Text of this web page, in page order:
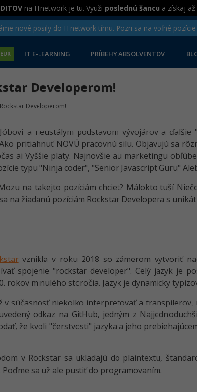
na ITnetwork je tu. Využi poslednú šancu a získaj až
nové posily do ITnetwork tímu. Pozri sa na voľné
IT E-LEARNING PRÍBEHY ABSOLVENTOV
Developerom!
Developerom!
a neustálym podstavom vývojárov a
pritiahnuť NOVÚ pracovnú silu. Objavujú sa
ai Vyššie platy. Najnovšie au marketingu
typu "Ninja coder", "Senior Javascript Guru"
na takejto pozíciám chciet? Málokto tuší
na žiadanú pozíciám Rockstar Developera s
vznikla v roku 2018 so zámerom vytvoriť
spojenie "rockstar developer". Celý jazyk je
rokov minulého storočia. Jazyk je dynamicky
v súčasnosť niekolko interpretovať a transpilerov,
odkaz na GitHub, jedným z
že kvoli "čerstvosti" jazyka a jeho
v Rockstar sa ukladajú do plaintextu,
Poďme sa už ale pustiť do programovaním.